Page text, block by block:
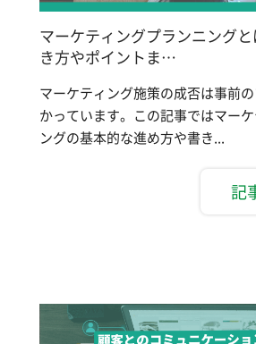
マーケティングプランニング
き方やポイントま…
マーケティング施策の成否は事前
かっています。この記事ではマー
ングの基本的な進め方や書き...
記